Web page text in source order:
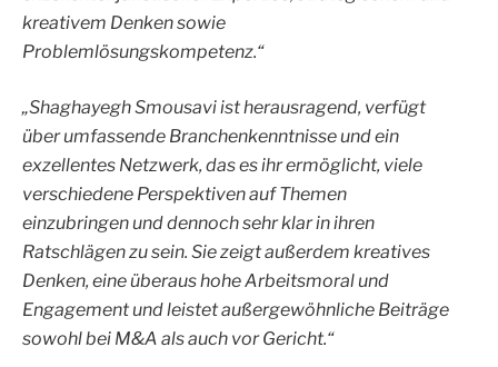
kreativem Denken sowie
Problemlösungskompetenz.“
„Shaghayegh Smousavi ist herausragend, verfügt
über umfassende Branchenkenntnisse und ein
exzellentes Netzwerk, das es ihr ermöglicht, viele
verschiedene Perspektiven auf Themen
einzubringen und dennoch sehr klar in ihren
Ratschlägen zu sein. Sie zeigt außerdem kreatives
Denken, eine überaus hohe Arbeitsmoral und
Engagement und leistet außergewöhnliche Beiträge
sowohl bei M&A als auch vor Gericht.“